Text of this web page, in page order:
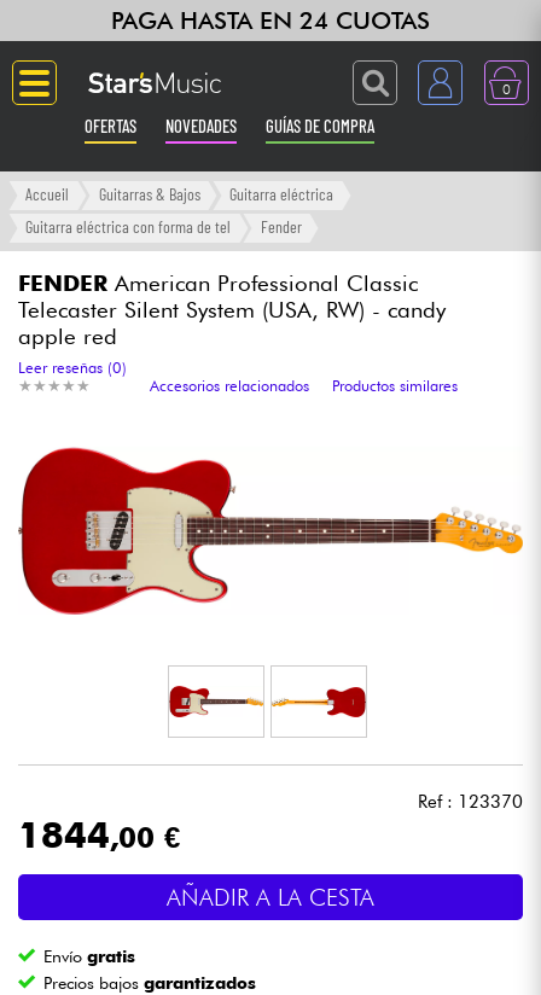
PAGA HASTA EN 24 CUOTAS
0
OFERTAS NOVEDADES GUÍAS DE COMPRA
Langue
Ampli & Efectos
Pianos
Grabación
Auriculares
Luces
Batería y percusión
Vientos
Accueil Guitarras & Bajos
Guitarra eléctrica
Guitarra eléctrica con forma de tel
Fender
FENDER American Professional Classic
Telecaster Silent System (USA, RW) - candy
apple red
★ ★ ★ ★ ★
★ ★ ★ ★ ★
Leer reseñas (0)
Accesorios relacionados
Productos similares
Ref : 123370
1844,00 €
AÑADIR A LA CESTA
Envíogratis
Precios bajosgarantizados